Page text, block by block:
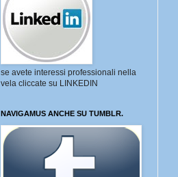
se avete interessi professionali nella
vela cliccate su LINKEDIN
NAVIGAMUS ANCHE SU TUMBLR.